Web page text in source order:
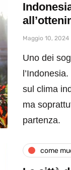
Maggio 10, 2024
Uno dei
sul clima
ma
partenza.
come